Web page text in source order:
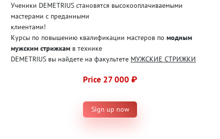
Ученики DEMETRIUS становятся высокооплачиваемыми
мастерами с преданными
клиентами!
Курсы по повышению квалификации мастеров по модным
мужским стрижкам в технике
DEMETRIUS вы найдете на факультете МУЖСКИЕ СТРИЖКИ
Price 27 000 ₽
Sign up now